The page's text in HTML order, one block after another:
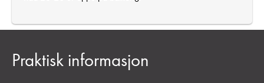
Praktisk informasjon